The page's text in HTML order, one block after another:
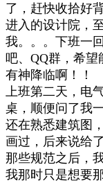
了，赶快收拾好
进入的设计院，
我。。。下班一
吧、QQ群，希
有神降临啊！！
上班第二天，电
桌，顺便问了我
还在熟悉建筑图
画过，后来说给
那些规范之后，
我那时只是想要